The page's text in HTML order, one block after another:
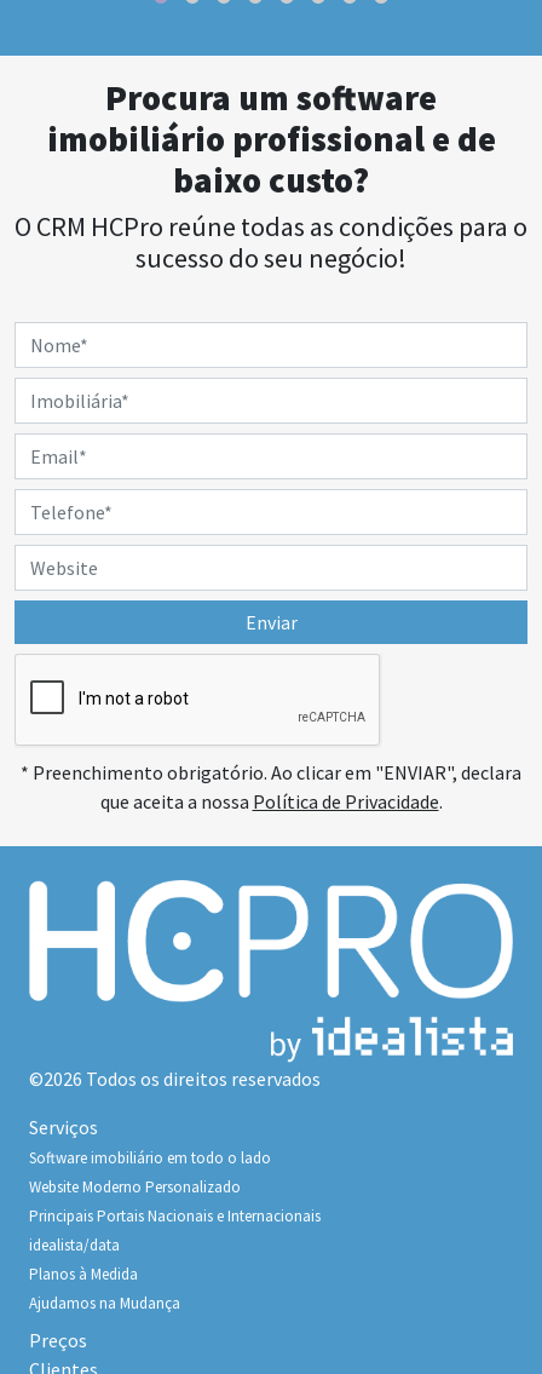
Procura um software
imobiliário profissional e de
baixo custo?
O CRM HCPro reúne todas as condições para o
sucesso do seu negócio!
Enviar
* Preenchimento obrigatório. Ao clicar em "ENVIAR", declara
que aceita a nossa Política de Privacidade.
©2026 Todos os direitos reservados
Serviços
Software imobiliário em todo o lado
Website Moderno Personalizado
Principais Portais Nacionais e Internacionais
idealista/data
Planos à Medida
Ajudamos na Mudança
Preços